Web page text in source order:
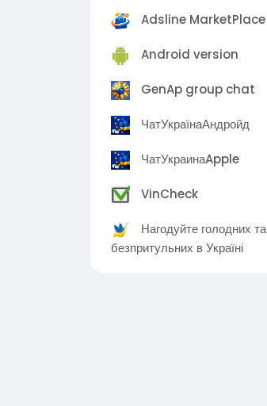
Adsline MarketPlace
Android version
GenAp group chat
ЧатУкраїнаАндройд
ЧатУкраинаApple
VinCheck
Нагодуйте голодних та
безпритульних в Україні